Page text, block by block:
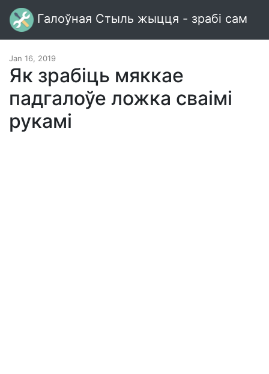
Галоўная Стыль жыцця - зрабі сам
Jan 16, 2019
Як зрабіць мяккае
падгалоўе ложка сваімі
рукамі